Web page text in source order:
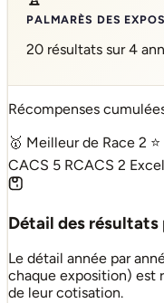
PALMARÈS DES
20 résultats sur 4
Récompenses
🥇 Meilleur de Race 2
CACS 5 RCACS 2
Détail des résultats
Le détail année par
chaque exposition) est
de leur cotisation.